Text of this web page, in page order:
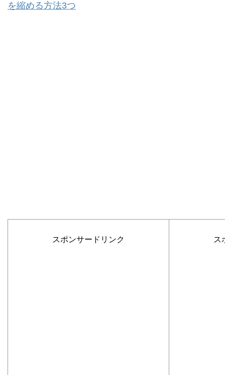
を縮める方法3つ
スポンサードリンク ス